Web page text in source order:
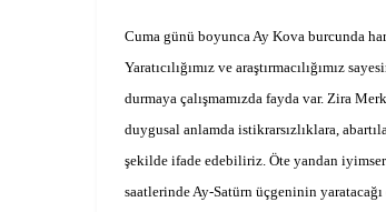
Cuma günü boyunca Ay Kova burcunda
Yaratıcılığımız ve araştırmacılığımız
durmaya çalışmamızda fayda var. Zira
duygusal anlamda istikrarsızlıklara,
şekilde ifade edebiliriz. Öte yandan
saatlerinde Ay-Satürn üçgeninin